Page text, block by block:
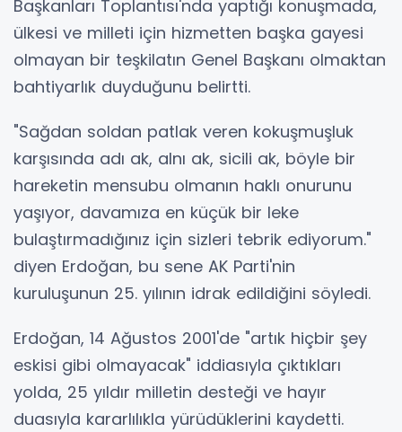
Başkanları Toplantısı'nda yaptığı konuşmada,
ülkesi ve milleti için hizmetten başka gayesi
olmayan bir teşkilatın Genel Başkanı olmaktan
bahtiyarlık duyduğunu belirtti.
"Sağdan soldan patlak veren kokuşmuşluk
karşısında adı ak, alnı ak, sicili ak, böyle bir
hareketin mensubu olmanın haklı onurunu
yaşıyor, davamıza en küçük bir leke
bulaştırmadığınız için sizleri tebrik ediyorum."
diyen Erdoğan, bu sene AK Parti'nin
kuruluşunun 25. yılının idrak edildiğini söyledi.
Erdoğan, 14 Ağustos 2001'de "artık hiçbir şey
eskisi gibi olmayacak" iddiasıyla çıktıkları
yolda, 25 yıldır milletin desteği ve hayır
duasıyla kararlılıkla yürüdüklerini kaydetti.